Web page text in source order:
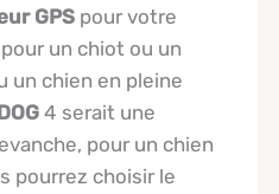
GPS pour votre
un chiot ou un
un chien en pleine
4 serait une
pour un chien
pourrez choisir le